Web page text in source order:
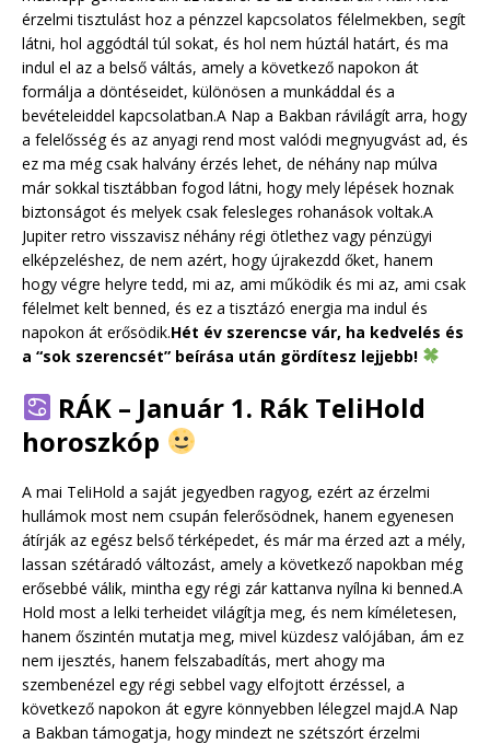
érzelmi tisztulást hoz a pénzzel kapcsolatos félelmekben, segít
látni, hol aggódtál túl sokat, és hol nem húztál határt, és ma
indul el az a belső váltás, amely a következő napokon át
formálja a döntéseidet, különösen a munkáddal és a
bevételeiddel kapcsolatban.A Nap a Bakban rávilágít arra, hogy
a felelősség és az anyagi rend most valódi megnyugvást ad, és
ez ma még csak halvány érzés lehet, de néhány nap múlva
már sokkal tisztábban fogod látni, hogy mely lépések hoznak
biztonságot és melyek csak felesleges rohanások voltak.A
Jupiter retro visszavisz néhány régi ötlethez vagy pénzügyi
elképzeléshez, de nem azért, hogy újrakezdd őket, hanem
hogy végre helyre tedd, mi az, ami működik és mi az, ami csak
félelmet kelt benned, és ez a tisztázó energia ma indul és
napokon át erősödik.Hét év szerencse vár, ha kedvelés és
a “sok szerencsét” beírása után gördítesz lejjebb!
RÁK – Január 1. Rák TeliHold
horoszkóp
A mai TeliHold a saját jegyedben ragyog, ezért az érzelmi
hullámok most nem csupán felerősödnek, hanem egyenesen
átírják az egész belső térképedet, és már ma érzed azt a mély,
lassan szétáradó változást, amely a következő napokban még
erősebbé válik, mintha egy régi zár kattanva nyílna ki benned.A
Hold most a lelki terheidet világítja meg, és nem kíméletesen,
hanem őszintén mutatja meg, mivel küzdesz valójában, ám ez
nem ijesztés, hanem felszabadítás, mert ahogy ma
szembenézel egy régi sebbel vagy elfojtott érzéssel, a
következő napokon át egyre könnyebben lélegzel majd.A Nap
a Bakban támogatja, hogy mindezt ne szétszórt érzelmi